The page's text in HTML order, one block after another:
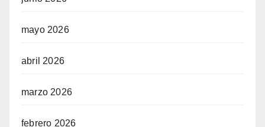
mayo 2026
abril 2026
marzo 2026
febrero 2026